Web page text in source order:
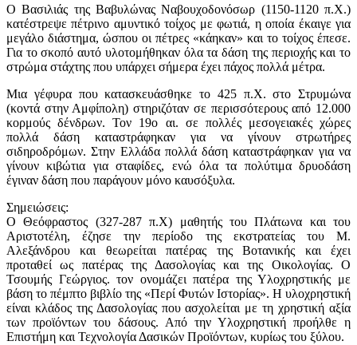
Ο Βασιλιάς της Βαβυλώνας Ναβουχοδονόσωρ (1150-1120 π.X.)
κατέστρεψε πέτρινο αμυντικό τοίχος με φωτιά, η οποία έκαιγε για
μεγάλο διάστημα, ώσπου οι πέτρες «κάηκαν» και το τοίχος έπεσε.
Για το σκοπό αυτό υλοτομήθηκαν όλα τα δάση της περιοχής και το
στρώμα στάχτης που υπάρχει σήμερα έχει πάχος πολλά μέτρα.
Μια γέφυρα που κατασκευάσθηκε το 425 π.X. στο Στρυμώνα
(κοντά στην Αμφίπολη) στηριζόταν σε περισσότερους από 12.000
κορμούς δένδρων. Τον 19ο αι. σε πολλές μεσογειακές χώρες
πολλά δάση καταστράφηκαν για να γίνουν στρωτήρες
σιδηροδρόμων. Στην Ελλάδα πολλά δάση καταστράφηκαν για να
γίνουν κιβώτια για σταφίδες, ενώ όλα τα πολύτιμα δρυοδάση
έγιναν δάση που παράγουν μόνο καυσόξυλα.
Σημειώσεις:
Ο Θεόφραστος (327-287 π.Χ) μαθητής του Πλάτωνα και του
Αριστοτέλη, έζησε την περίοδο της εκστρατείας του Μ.
Αλεξάνδρου και θεωρείται πατέρας της Βοτανικής και έχει
προταθεί ως πατέρας της Δασολογίας και της Οικολογίας. Ο
Τσουμής Γεώργιος. τον ονομάζει πατέρα της Υλοχρηστικής με
βάση το πέμπτο βιβλίο της «Περί Φυτών Ιστορίας». Η υλοχρηστική
είναι κλάδος της Δασολογίας που ασχολείται με τη χρηστική αξία
των προϊόντων του δάσους. Από την Υλοχρηστική προήλθε η
Επιστήμη και Τεχνολογία Δασικών Προϊόντων, κυρίως του ξύλου.